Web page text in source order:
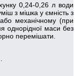
0,24-0,26 л води
з мішка у ємність з
механічному (при
однорідної маси без
перемішати.